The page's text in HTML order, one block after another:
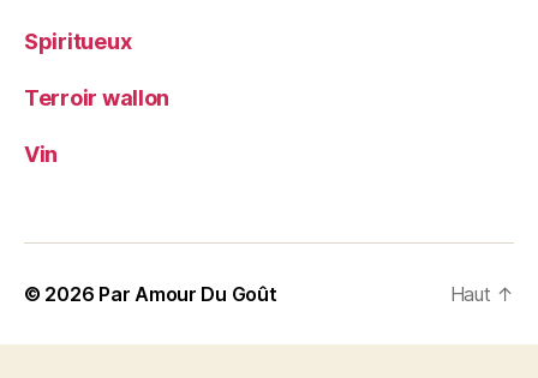
Spiritueux
Terroir wallon
Vin
© 2026 Par Amour Du Goût Haut ↑